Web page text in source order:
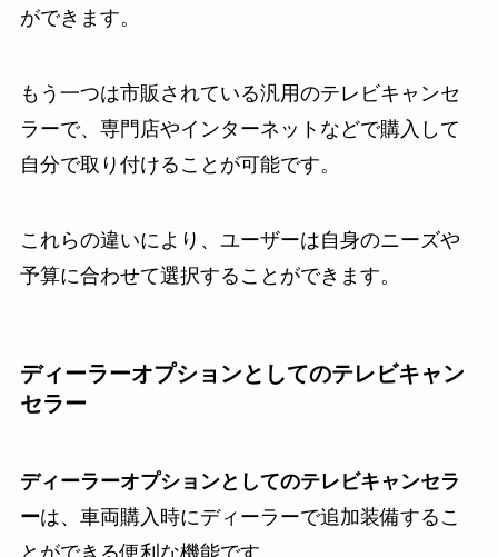
ができます。
もう一つは市販されている汎用のテレビキャンセ
ラーで、専門店やインターネットなどで購入して
自分で取り付けることが可能です。
これらの違いにより、ユーザーは自身のニーズや
予算に合わせて選択することができます。
ディーラーオプションとしてのテレビキャン
セラー
ディーラーオプションとしてのテレビキャンセラ
ーは、車両購入時にディーラーで追加装備するこ
とができる便利な機能です。